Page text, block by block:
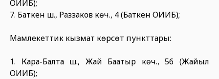
ОИИБ);
7. Баткен ш., Раззаков көч., 4 (Баткен ОИИБ);
Мамлекеттик кызмат көрсөтүү пункттары:
1. Кара-Балта ш., Жай Баатыр көч., 56 (Жайыл
ОИИБ);